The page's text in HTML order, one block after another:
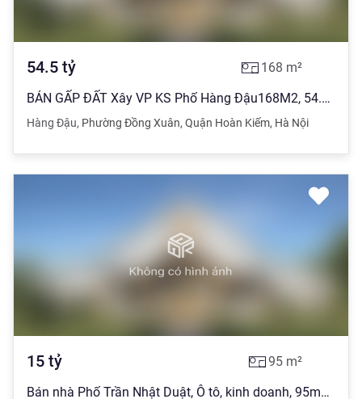
54.5 tỷ 168 m²
BÁN GẤP ĐẤT Xây VP KS Phố Hàng Đậu168M2, 54.5 TỶ
Hàng Đậu, Phường Đồng Xuân, Quận Hoàn Kiếm, Hà Nội
15 tỷ 95 m²
Bán nhà Phố Trần Nhật Duật, Ô tô, kinh doanh, 95m2, MT:6,1m, Giá:15tỷ